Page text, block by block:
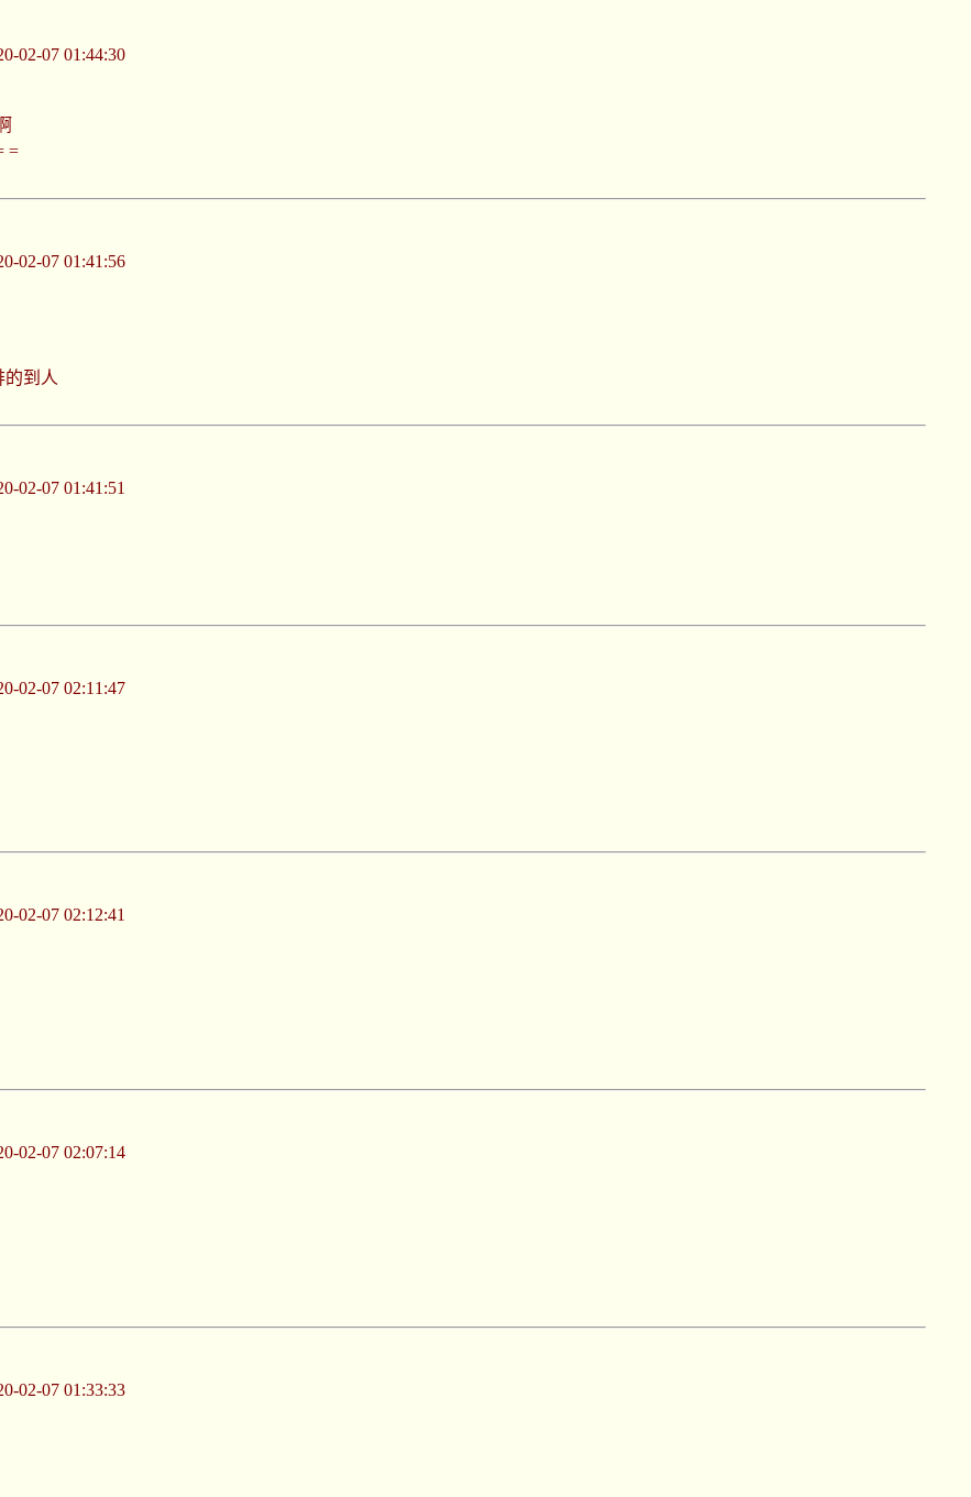
02-07 01:44:30
=
02-07 01:41:56
到人
02-07 01:41:51
02-07 02:11:47
02-07 02:12:41
02-07 02:07:14
02-07 01:33:33